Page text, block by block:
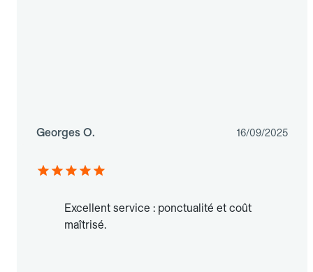
Georges O. 16/09/2025
Excellent service : ponctualité et coût
maîtrisé.